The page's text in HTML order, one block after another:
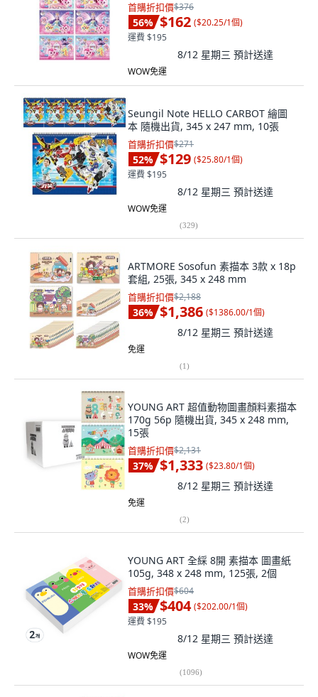
首購折扣價$376
56% $162 ($20.25/1個)
運費 $195
8/12 星期三 預計送達
WOW免運
Seungil Note HELLO CARBOT 繪圖
本 隨機出貨, 345 x 247 mm, 10張
首購折扣價$271
52% $129 ($25.80/1個)
運費 $195
8/12 星期三 預計送達
WOW免運
(329)
ARTMORE Sosofun 素描本 3款 x 18p
套組, 25張, 345 x 248 mm
首購折扣價$2,188
36% $1,386 ($1386.00/1個)
8/12 星期三 預計送達
免運
(1)
YOUNG ART 超值動物圖畫顏料素描本
170g 56p 隨機出貨, 345 x 248 mm,
15張
首購折扣價$2,131
37% $1,333 ($23.80/1個)
8/12 星期三 預計送達
免運
(2)
YOUNG ART 全綵 8開 素描本 圖畫紙
105g, 348 x 248 mm, 125張, 2個
首購折扣價$604
33% $404 ($202.00/1個)
運費 $195
8/12 星期三 預計送達
WOW免運
(1096)